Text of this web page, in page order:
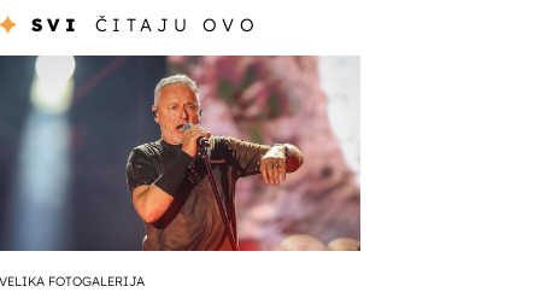
SVI ČITAJU OVO
VELIKA FOTOGALERIJA